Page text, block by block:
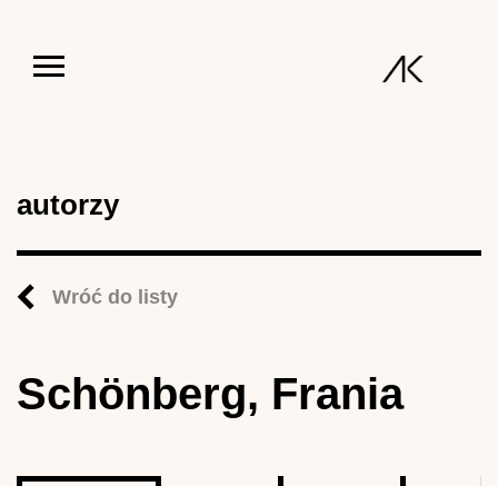
autorzy
Wróć do listy
Schönberg, Frania